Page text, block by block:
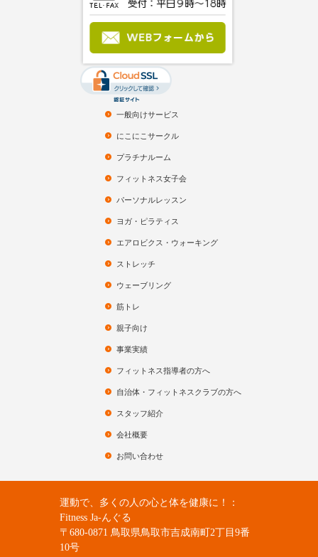
一般向けサービス
にこにこサークル
プラチナルーム
フィットネス女子会
パーソナルレッスン
ヨガ・ピラティス
エアロビクス・ウォーキング
ストレッチ
ウェーブリング
筋トレ
親子向け
事業実績
フィットネス指導者の方へ
自治体・フィットネスクラブの方へ
スタッフ紹介
会社概要
お問い合わせ
運動で、多くの人の心と体を健康に！：
Fitness Ja-んぐる
〒680-0871 鳥取県鳥取市吉成南町2丁目9番
10号